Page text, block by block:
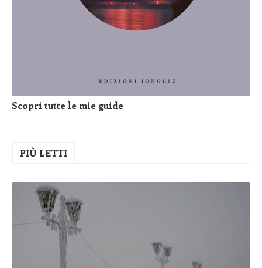
Scopri tutte le mie guide
PIÙ LETTI